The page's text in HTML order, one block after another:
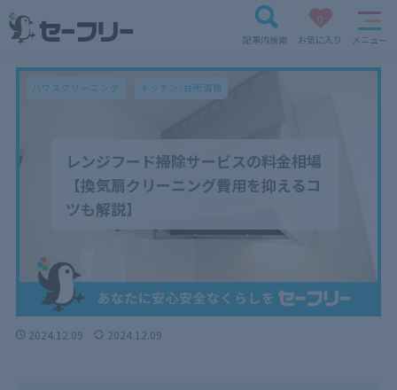
記事内検索
0
お気に入り
メニュー
レンジフード掃除サービスの料金相場
【換気扇クリーニング費用を抑えるコ
ツも解説】
ハウスクリーニング キッチン/台所清掃
2024.12.09 2024.12.09